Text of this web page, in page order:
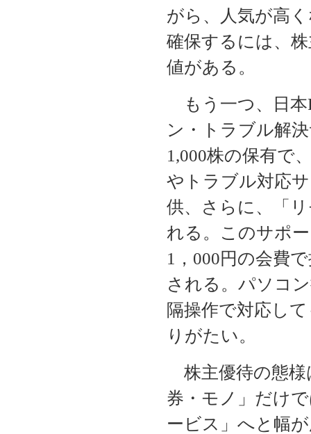
がら、人気が高
確保するには、
値がある。
もう一つ、日本
ン・トラブル解
1,000株の保有で
やトラブル対応
供、さらに、「
れる。このサポ
1，000円の会費
される。パソコ
隔操作で対応し
りがたい。
株主優待の態様
券・モノ」だけ
ービス」へと幅